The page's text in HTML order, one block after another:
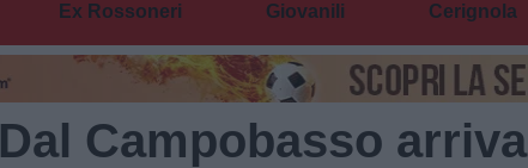
Ex Rossoneri Giovanili Cerignola
Campobasso arriva